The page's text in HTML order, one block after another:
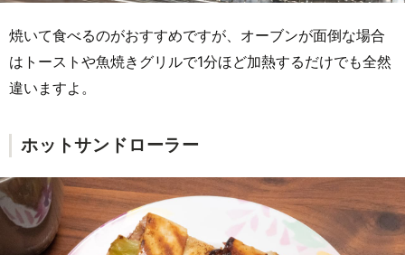
焼いて食べるのがおすすめですが、オーブンが面倒な場合
はトーストや魚焼きグリルで1分ほど加熱するだけでも全然
違いますよ。
ホットサンドローラー